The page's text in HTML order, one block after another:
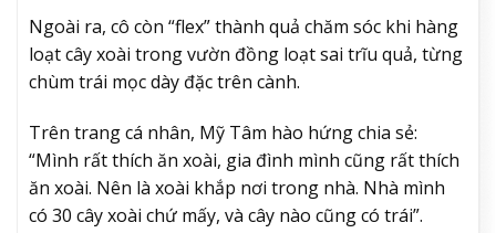
Ngoài ra, cô còn “flex” thành quả chăm sóc khi hàng
loạt cây xoài trong vườn đồng loạt sai trĩu quả, từng
chùm trái mọc dày đặc trên cành.
Trên trang cá nhân, Mỹ Tâm hào hứng chia sẻ:
“Mình rất thích ăn xoài, gia đình mình cũng rất thích
ăn xoài. Nên là xoài khắp nơi trong nhà. Nhà mình
có 30 cây xoài chứ mấy, và cây nào cũng có trái”.